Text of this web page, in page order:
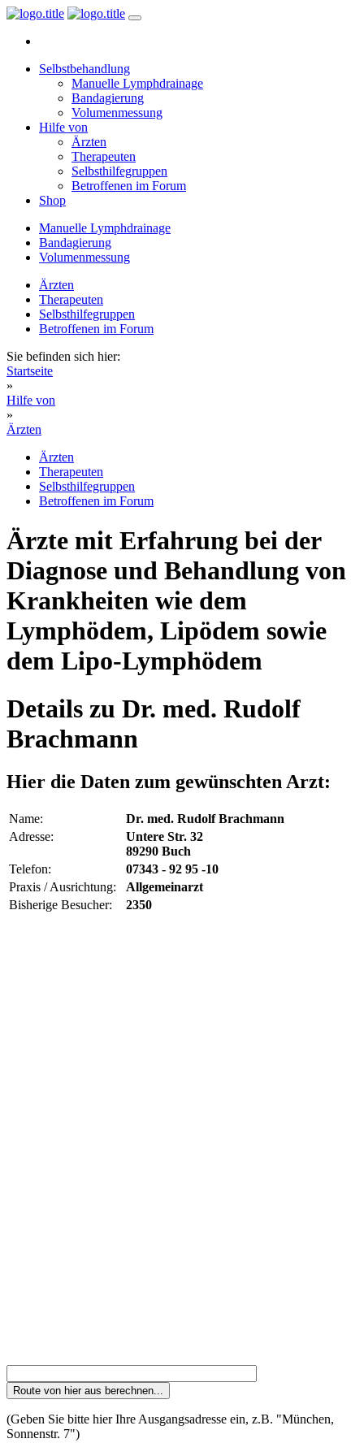
Selbstbehandlung
Manuelle Lymphdrainage
Bandagierung
Volumenmessung
Hilfe von
Ärzten
Therapeuten
Selbsthilfegruppen
Betroffenen im Forum
Shop
Manuelle Lymphdrainage
Bandagierung
Volumenmessung
Ärzten
Therapeuten
Selbsthilfegruppen
Betroffenen im Forum
Sie befinden sich hier:
Startseite
»
Hilfe von
»
Ärzten
Ärzten
Therapeuten
Selbsthilfegruppen
Betroffenen im Forum
Ärzte mit Erfahrung bei der
Diagnose und Behandlung von
Krankheiten wie dem
Lymphödem, Lipödem sowie
dem Lipo-Lymphödem
Details zu Dr. med. Rudolf
Brachmann
Hier die Daten zum gewünschten Arzt:
Name:
Dr. med. Rudolf Brachmann
Adresse:
Untere Str. 32
89290 Buch
Telefon:
07343 - 92 95 -10
Praxis / Ausrichtung:
Allgemeinarzt
Bisherige Besucher:
2350
(Geben Sie bitte hier Ihre Ausgangsadresse ein, z.B. "München,
Sonnenstr. 7")